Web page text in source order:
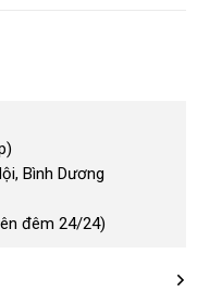
Bình Dương
đêm 24/24)